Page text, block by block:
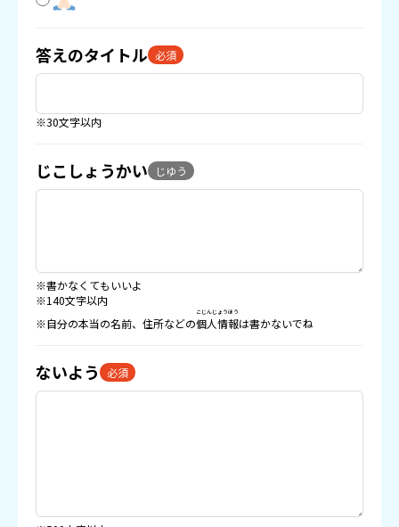
答えのタイトル 必須
※30文字以内
じこしょうかい じゆう
※書かなくてもいいよ
※140文字以内
※自分の本当の名前、住所などの個人情報
こじんじょうほう
は書かないでね
ないよう 必須